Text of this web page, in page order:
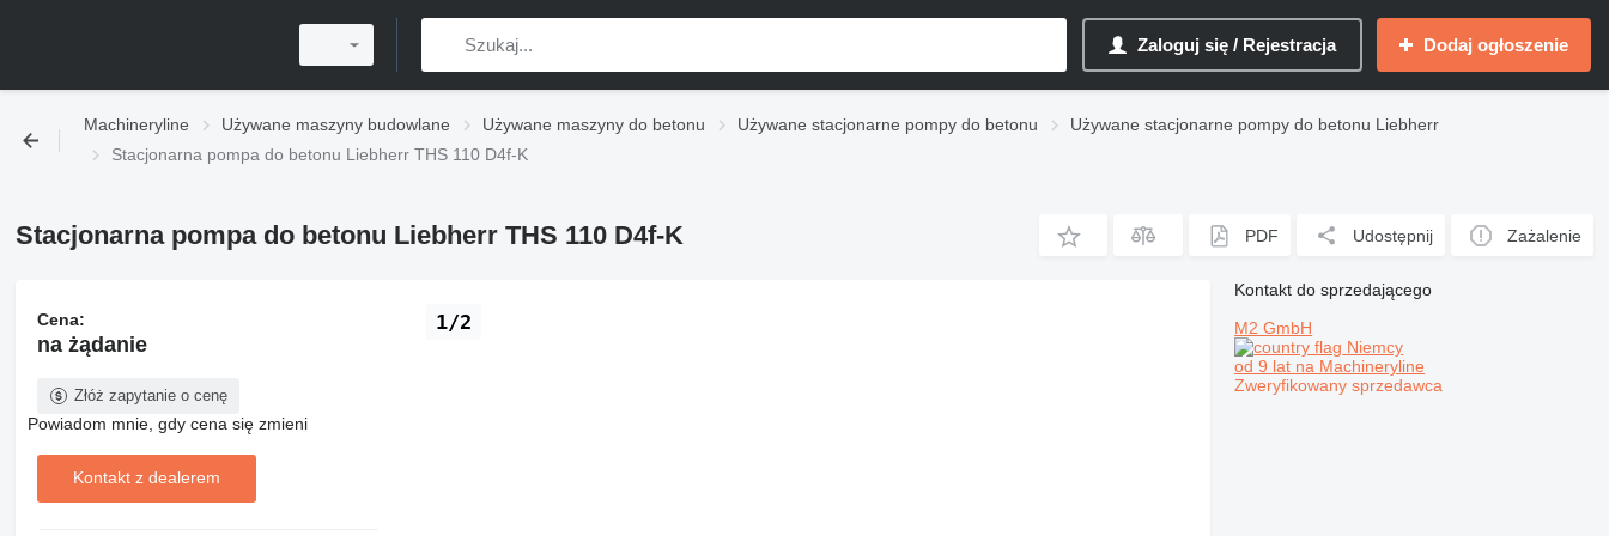
Zaloguj się / Rejestracja Dodaj ogłoszenie
Machineryline Używane maszyny budowlane Używane maszyny do betonu Używane stacjonarne pompy do betonu
Używane stacjonarne pompy do betonu Liebherr
Stacjonarna pompa do betonu Liebherr THS 110 D4f-K
Stacjonarna pompa do betonu Liebherr THS 110 D4f-K PDF Udostępnij Zażalenie
1/2
Cena:
na żądanie
Złóż zapytanie o cenę
Powiadom mnie, gdy cena się zmieni
Kontakt z dealerem
Kontakt do sprzedającego
M2 GmbH
Niemcy
od 9 lat na Machineryline
Zweryfikowany sprzedawca